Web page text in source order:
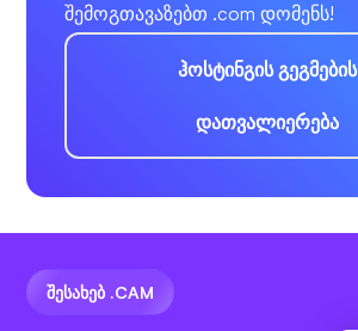
შემოგთავაზებთ .com დომენს!
ჰოსტინგის გეგმების
დათვალიერება
ᲨᲔᲡᲐᲮᲔᲑ .CAM